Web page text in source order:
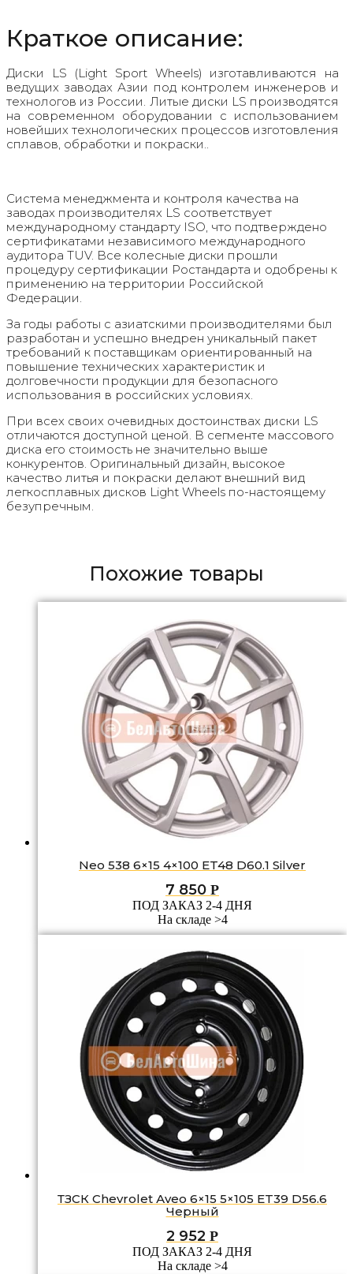
Краткое описание:
Диски LS (Light Sport Wheels) изготавливаются на
ведущих заводах Азии под контролем инженеров и
технологов из России. Литые диски LS производятся
на современном оборудовании с использованием
новейших технологических процессов изготовления
сплавов, обработки и покраски..
Система менеджмента и контроля качества на
заводах производителях LS соответствует
международному стандарту ISO, что подтверждено
сертификатами независимого международного
аудитора TUV. Все колесные диски прошли
процедуру сертификации Ростандарта и одобрены к
применению на территории Российской
Федерации.
За годы работы с азиатскими производителями был
разработан и успешно внедрен уникальный пакет
требований к поставщикам ориентированный на
повышение технических характеристик и
долговечности продукции для безопасного
использования в российских условиях.
При всех своих очевидных достоинствах диски LS
отличаются доступной ценой. В сегменте массового
диска его стоимость не значительно выше
конкурентов. Оригинальный дизайн, высокое
качество литья и покраски делают внешний вид
легкосплавных дисков Light Wheels по-настоящему
безупречным.
Похожие товары
Neo 538 6×15 4×100 ET48 D60.1 Silver
7 850 Р
ПОД ЗАКАЗ 2-4 ДНЯ
На складе >4
ТЗСК Chevrolet Аvео 6×15 5×105 ET39 D56.6
Черный
2 952 Р
ПОД ЗАКАЗ 2-4 ДНЯ
На складе >4